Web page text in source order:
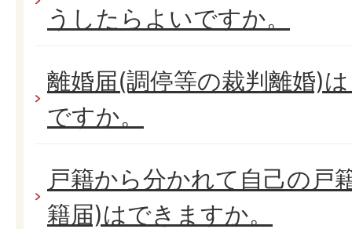
うしたらよいですか。
離婚届(調停等の裁判離婚)
ですか。
戸籍から分かれて自己の戸
籍届)はできますか。